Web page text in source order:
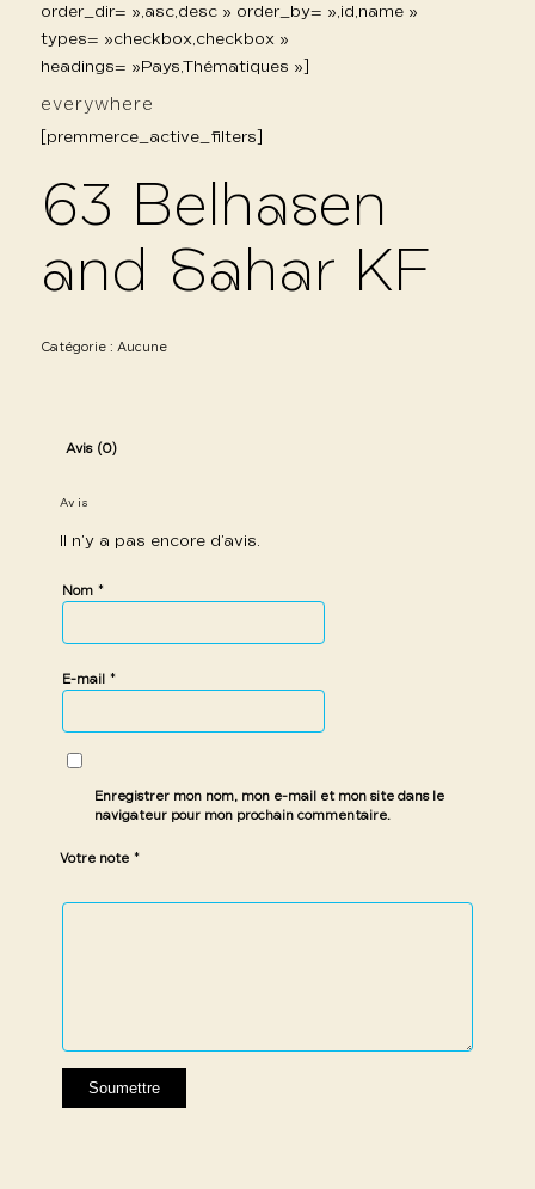
order_dir= »,asc,desc » order_by= »,id,name »
types= »checkbox,checkbox »
headings= »Pays,Thématiques »]
everywhere
[premmerce_active_filters]
63 Belhasen
and Sahar KF
Catégorie : Aucune
Avis (0)
Avis
Il n’y a pas encore d’avis.
Nom *
E-mail *
Enregistrer mon nom, mon e-mail et mon site dans le
navigateur pour mon prochain commentaire.
Votre note *
1 étoile
2 étoiles
3 étoiles
4 étoiles
5 étoiles